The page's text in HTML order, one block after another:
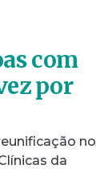
com
por
no
da